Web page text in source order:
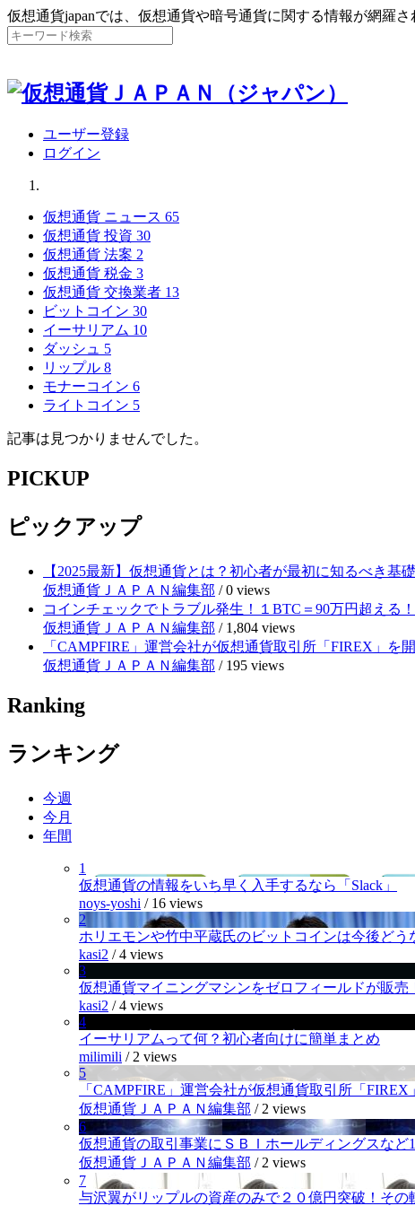
仮想通貨japanでは、仮想通貨や暗号通貨に関する情報が網羅
ユーザー登録
ログイン
仮想通貨 ニュース 65
仮想通貨 投資 30
仮想通貨 法案 2
仮想通貨 税金 3
仮想通貨 交換業者 13
ビットコイン 30
イーサリアム 10
ダッシュ 5
リップル 8
モナーコイン 6
ライトコイン 5
記事は見つかりませんでした。
PICKUP
ピックアップ
【2025最新】仮想通貨とは？初心者が最初に知るべき基
仮想通貨ＪＡＰＡＮ編集部 /0 views
コインチェックでトラブル発生！１BTC＝90万円超える
仮想通貨ＪＡＰＡＮ編集部 / 1,804 views
「CAMPFIRE」運営会社が仮想通貨取引所「FIREX」を
仮想通貨ＪＡＰＡＮ編集部 / 195 views
Ranking
ランキング
今週
今月
年間
1
仮想通貨の情報をいち早く入手するなら「Slack」
noys-yoshi / 16 views
2
ホリエモンや竹中平蔵氏のビットコインは今後どう
kasi2 /4 views
3
仮想通貨マイニングマシンをゼロフィールドが販売
kasi2 /4 views
4
イーサリアムって何？初心者向けに簡単まとめ
milimili / 2 views
5
「CAMPFIRE」運営会社が仮想通貨取引所「
仮想通貨ＪＡＰＡＮ編集部 / 2 views
6
仮想通貨の取引事業にＳＢＩホールディングスなど
仮想通貨ＪＡＰＡＮ編集部 / 2 views
7
与沢翼がリップルの資産のみで２０億円突破！その